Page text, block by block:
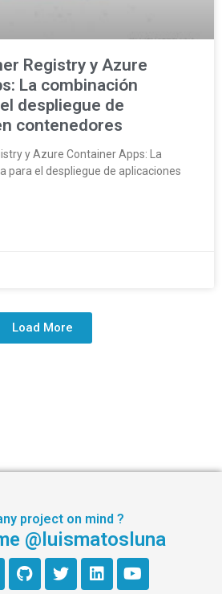
Registry y Azure
La combinación
despliegue de
contenedores
y Azure Container Apps: La
para el despliegue de aplicaciones
Load More
project on mind ?
@luismatosluna